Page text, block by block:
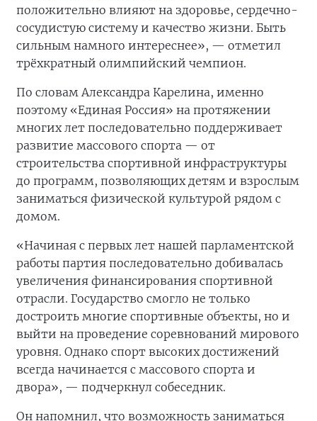
положительно влияют на здоровье, сердечно-
сосудистую систему и качество жизни. Быть
сильным намного интереснее», — отметил
трёхкратный олимпийский чемпион.
По словам Александра Карелина, именно
поэтому «Единая Россия» на протяжении
многих лет последовательно поддерживает
развитие массового спорта — от
строительства спортивной инфраструктуры
до программ, позволяющих детям и взрослым
заниматься физической культурой рядом с
домом.
«Начиная с первых лет нашей парламентской
работы партия последовательно добивалась
увеличения финансирования спортивной
отрасли. Государство смогло не только
достроить многие спортивные объекты, но и
выйти на проведение соревнований мирового
уровня. Однако спорт высоких достижений
всегда начинается с массового спорта и
двора», — подчеркнул собеседник.
Он напомнил, что возможность заниматься